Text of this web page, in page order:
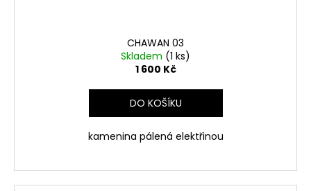
CHAWAN 03
Skladem (1 ks)
1 600 Kč
DO KOŠÍKU
kamenina pálená elektřinou